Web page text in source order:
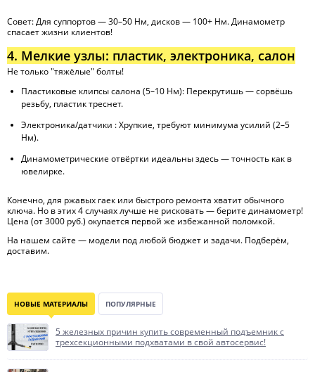
Совет: Для суппортов — 30–50 Нм, дисков — 100+ Нм. Динамометр
спасает жизни клиентов!
4. Мелкие узлы: пластик, электроника, салон
Не только "тяжёлые" болты!
Пластиковые клипсы салона (5–10 Нм): Перекрутишь — сорвёшь
резьбу, пластик треснет.
Электроника/датчики : Хрупкие, требуют минимума усилий (2–5
Нм).
Динамометрические отвёртки идеальны здесь — точность как в
ювелирке.
Конечно, для ржавых гаек или быстрого ремонта хватит обычного
ключа. Но в этих 4 случаях лучше не рисковать — берите динамометр!
Цена (от 3000 руб.) окупается первой же избежанной поломкой.
На нашем сайте — модели под любой бюджет и задачи. Подберём,
доставим.
НОВЫЕ МАТЕРИАЛЫ ПОПУЛЯРНЫЕ
5 железных причин купить современный подъемник с
трехсекционными подхватами в свой автосервис!